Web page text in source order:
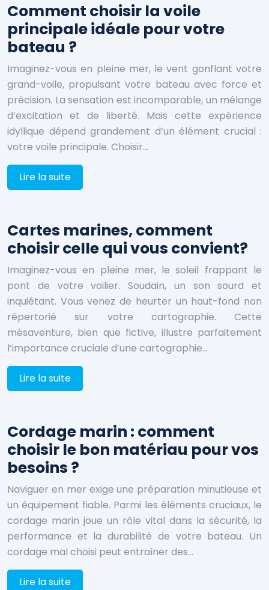
Comment choisir la voile
principale idéale pour votre
bateau ?
Imaginez-vous en pleine mer, le vent gonflant votre
grand-voile, propulsant votre bateau avec force et
précision. La sensation est incomparable, un mélange
d’excitation et de liberté. Mais cette expérience
idyllique dépend grandement d’un élément crucial :
votre voile principale. Choisir…
Lire la suite
Cartes marines, comment
choisir celle qui vous convient?
Imaginez-vous en pleine mer, le soleil frappant le
pont de votre voilier. Soudain, un son sourd et
inquiétant. Vous venez de heurter un haut-fond non
répertorié sur votre cartographie. Cette
mésaventure, bien que fictive, illustre parfaitement
l’importance cruciale d’une cartographie…
Lire la suite
Cordage marin : comment
choisir le bon matériau pour vos
besoins ?
Naviguer en mer exige une préparation minutieuse et
un équipement fiable. Parmi les éléments cruciaux, le
cordage marin joue un rôle vital dans la sécurité, la
performance et la durabilité de votre bateau. Un
cordage mal choisi peut entraîner des…
Lire la suite